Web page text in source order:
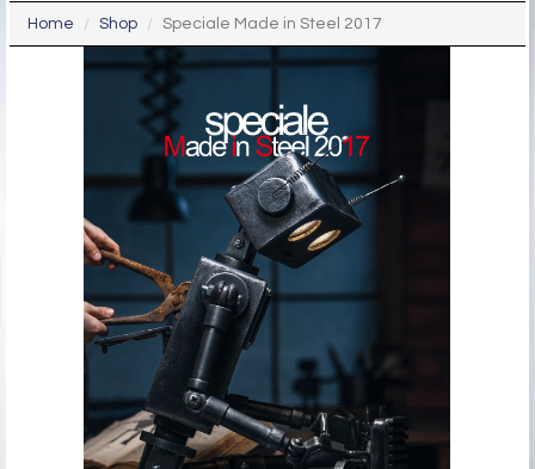
Home Shop Speciale Made in Steel 2017